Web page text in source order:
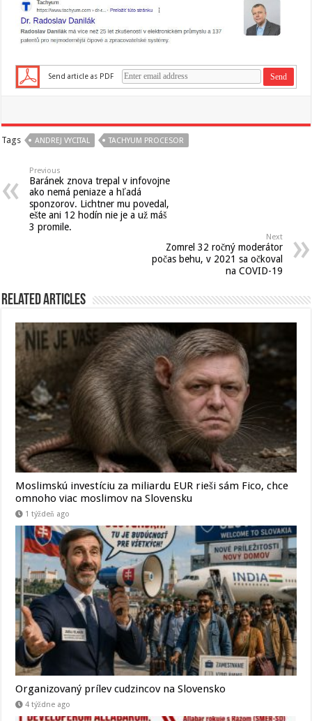
Send article as PDF
Tags ANDREJ VYCITAL TACHYUM PROCESOR
Previous
Baránek znova trepal v infovojne
ako nemá peniaze a hľadá
sponzorov. Lichtner mu povedal,
ešte ani 12 hodín nie je a už máš
3 promile.
Next
Zomrel 32 ročný moderátor
počas behu, v 2021 sa očkoval
na COVID-19
Related Articles
Moslimskú investíciu za miliardu EUR rieši sám Fico, chce
omnoho viac moslimov na Slovensku
1 týždeň ago
Organizovaný prílev cudzincov na Slovensko
4 týždne ago